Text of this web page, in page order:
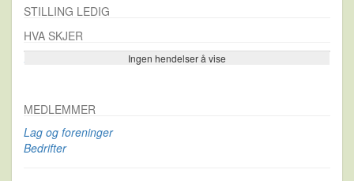
STILLING LEDIG
HVA SKJER
Ingen hendelser å vise
Se flere…
MEDLEMMER
Lag og foreninger
Bedrifter